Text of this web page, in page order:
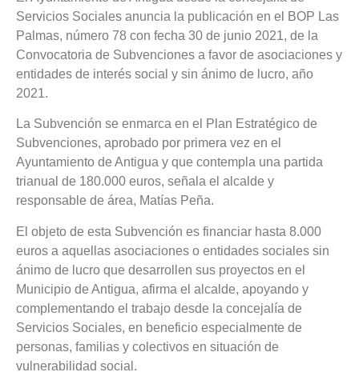
Servicios Sociales anuncia la publicación en el BOP Las
Palmas, número 78 con fecha 30 de junio 2021, de la
Convocatoria de Subvenciones a favor de asociaciones y
entidades de interés social y sin ánimo de lucro, año
2021.
La Subvención se enmarca en el Plan Estratégico de
Subvenciones, aprobado por primera vez en el
Ayuntamiento de Antigua y que contempla una partida
trianual de 180.000 euros, señala el alcalde y
responsable de área, Matías Peña.
El objeto de esta Subvención es financiar hasta 8.000
euros a aquellas asociaciones o entidades sociales sin
ánimo de lucro que desarrollen sus proyectos en el
Municipio de Antigua, afirma el alcalde, apoyando y
complementando el trabajo desde la concejalía de
Servicios Sociales, en beneficio especialmente de
personas, familias y colectivos en situación de
vulnerabilidad social.